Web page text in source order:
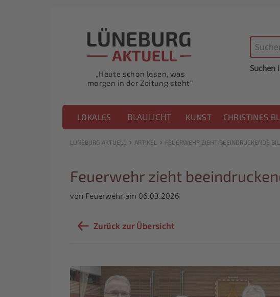
„Heute schon lesen, was
morgen in der Zeitung steht“
Suchen
LOKALES BLAULICHT KUNST CHRISTINES
LÜNEBURG AKTUELL › ARTIKEL › FEUERWEHR ZIEHT BEEINDRUCKENDE
Feuerwehr zieht
von Feuerwehr am 06.03.2026
Zurück zur Übersicht